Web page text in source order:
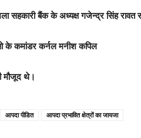
सहकारी बैंक के अध्यक्ष गजेन्द्र सिंह रावत
के कमांडर कर्नल मनीश कपिल
मौजूद थे।
आपदा पीडित आपदा प्रभावित क्षेत्रों का जायजा